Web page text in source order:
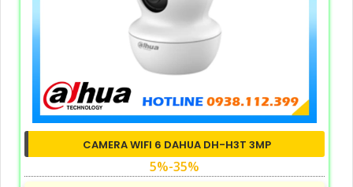
CAMERA WIFI 6 DAHUA DH-H3T 3MP
5%-35%